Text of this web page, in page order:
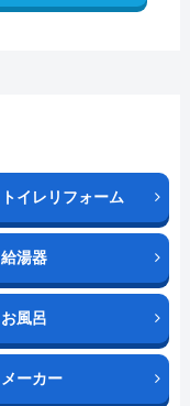
トイレリフォーム
給湯器
お風呂
メーカー